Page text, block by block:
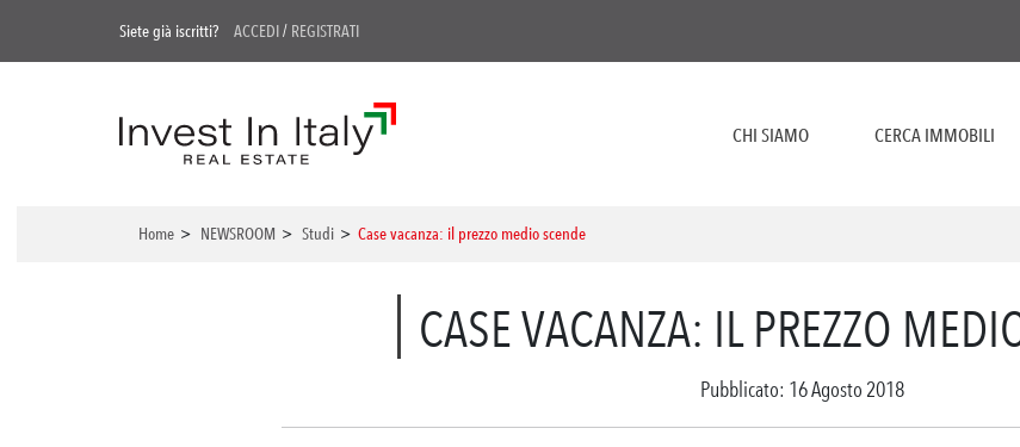
Siete già iscritti? ACCEDI/ REGISTRATI
CHI SIAMO CERCA IMMOBILI
Home > NEWSROOM > Studi > Case vacanza: il prezzo medio scende
CASE VACANZA: IL PREZZO
Pubblicato: 16 Agosto 2018